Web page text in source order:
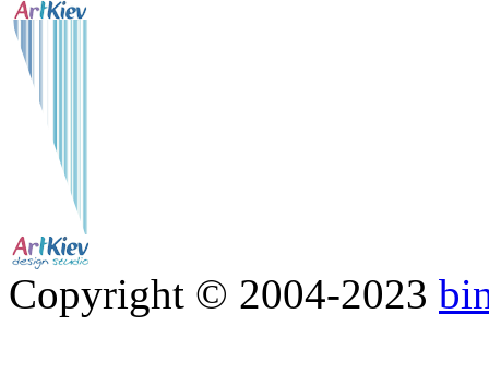
Copyright © 2004-2023